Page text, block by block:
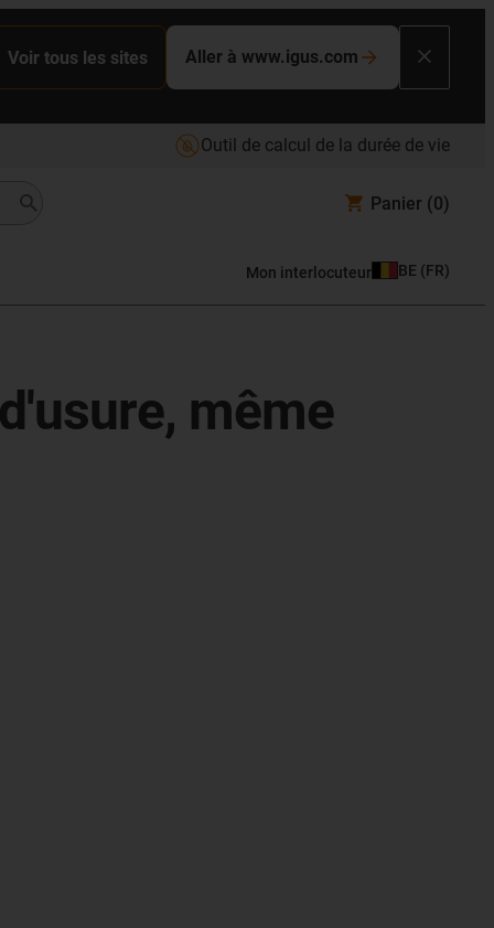
Voir tous les sites Aller à www.igus.com
Outil de calcul de la durée de vie
Panier (0)
Mon interlocuteur BE (FR)
même